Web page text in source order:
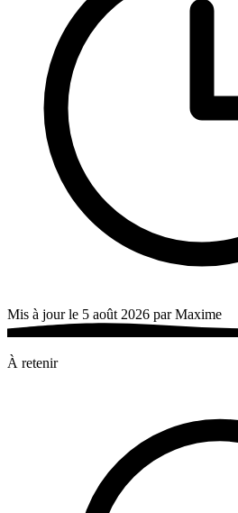
Mis à jour le 5 août 2026 par Maxime
À retenir